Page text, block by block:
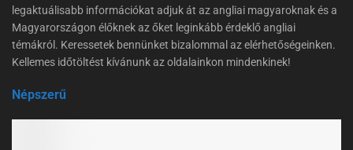
legaktuálisabb információkat adjuk át az angliai magyaroknak és a
Magyarországon élőknek az őket leginkább érdeklő angliai
témákról. Keressetek bennünket bizalommal az elérhetőségeinken.
Kellemes időtöltést kívánunk az oldalainkon mindenkinek!
Népszerű